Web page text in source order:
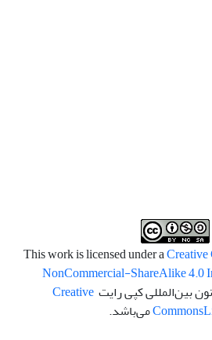
NonCommercial-ShareAlike 4.0
بین‌المللی کپی رایتCreative
Commonsمی‌باشد.